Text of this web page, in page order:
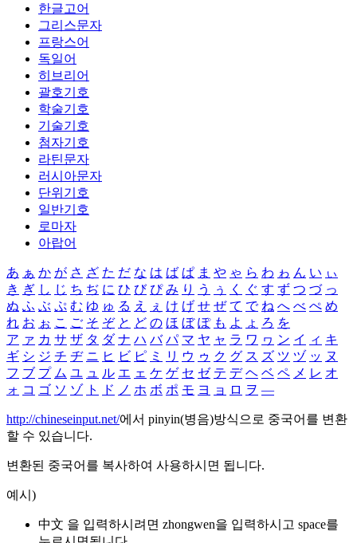
한글고어
그리스문자
프랑스어
독일어
히브리어
괄호기호
학술기호
기술기호
첨자기호
라틴문자
러시아문자
단위기호
일반기호
로마자
아랍어
あ ぁ か が さ ざ た だ な は ば ぱ ま や ゃ ら わ ゎ ん い ぃ
き ぎ し じ ち ぢ に ひ び ぴ み り う ぅ く ぐ す ず つ づ っ
ぬ ふ ぶ ぷ む ゆ ゅ る え ぇ け げ せ ぜ て で ね へ べ ぺ め
れ お ぉ こ ご そ ぞ と ど の ほ ぼ ぽ も よ ょ ろ を
ア ァ カ サ ザ タ ダ ナ ハ バ パ マ ヤ ャ ラ ワ ヮ ン イ ィ キ
ギ シ ジ チ ヂ ニ ヒ ビ ピ ミ リ ウ ゥ ク グ ス ズ ツ ヅ ッ ヌ
フ ブ プ ム ユ ュ ル エ ェ ケ ゲ セ ゼ テ デ ヘ ベ ペ メ レ オ
ォ コ ゴ ソ ゾ ト ド ノ ホ ボ ポ モ ヨ ョ ロ ヲ ―
http://chineseinput.net/에서 pinyin(병음)방식으로 중국어를 변환
할 수 있습니다.
변환된 중국어를 복사하여 사용하시면 됩니다.
예시)
中文 을 입력하시려면 zhongwen을 입력하시고 space를